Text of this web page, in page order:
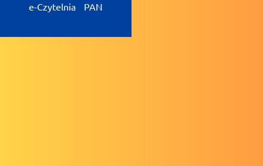
e-Czytelnia PAN